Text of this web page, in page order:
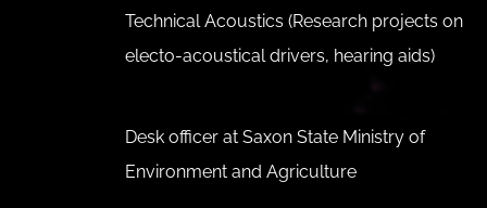
Technical Acoustics (Research projects on
electo-acoustical drivers, hearing aids)
Desk officer at Saxon State Ministry of
Environment and Agriculture